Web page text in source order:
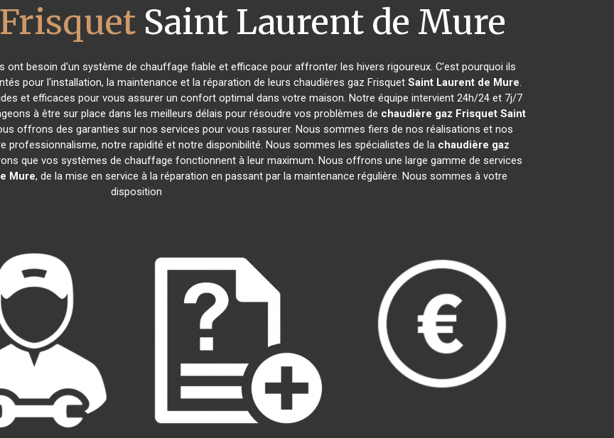
Saint Laurent de Mure
ont besoin d'un système de chauffage fiable et efficace pour affronter les hivers rigoureux. C'est pourquoi ils
pour l'installation, la maintenance et la réparation de leurs chaudières gaz Frisquet Saint Laurent de Mure.
et efficaces pour vous assurer un confort optimal dans votre maison. Notre équipe intervient 24h/24 et 7j/7
à être sur place dans les meilleurs délais pour résoudre vos problèmes de chaudière gaz Frisquet Saint
offrons des garanties sur nos services pour vous rassurer. Nous sommes fiers de nos réalisations et nos
professionnalisme, notre rapidité et notre disponibilité. Nous sommes les spécialistes de la chaudière gaz
que vos systèmes de chauffage fonctionnent à leur maximum. Nous offrons une large gamme de services
Mure, de la mise en service à la réparation en passant par la maintenance régulière. Nous sommes à votre
disposition